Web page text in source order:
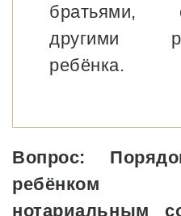
братьями,
другими
ребёнка.
Вопрос:
ребёнком
нотариальным